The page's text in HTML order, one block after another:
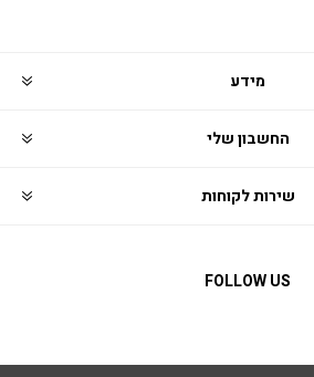
מידע
החשבון שלי
שירות לקוחות
FOLLOW US